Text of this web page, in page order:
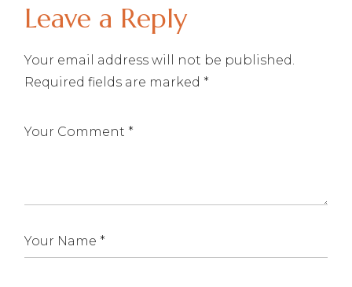
Leave a Reply
Your email address will not be published.
Required fields are marked *